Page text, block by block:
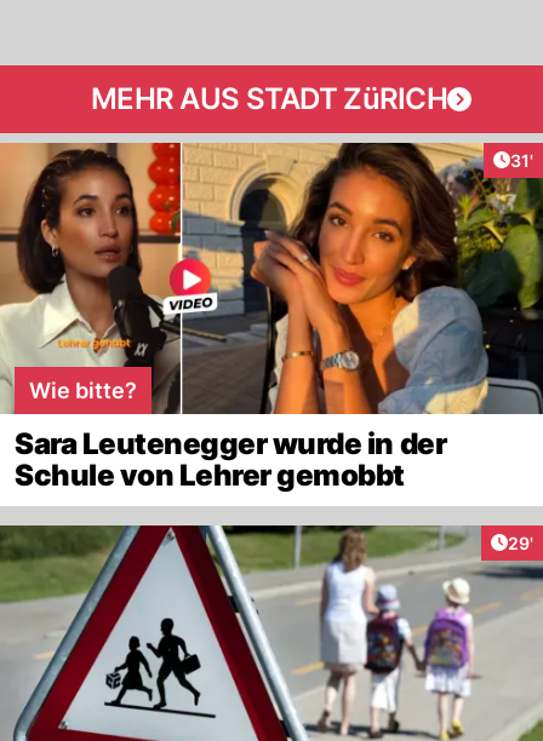
MEHR AUS STADT ZüRICH
31'
Wie bitte?
Sara Leutenegger wurde in der
Schule von Lehrer gemobbt
29'